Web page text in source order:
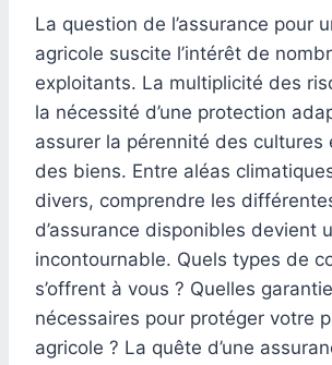
La question de l’assurance pour
agricole suscite l’intérêt de
exploitants. La multiplicité des
la nécessité d’une protection
assurer la pérennité des cultures
des biens. Entre aléas
divers, comprendre les
d’assurance disponibles devient
incontournable. Quels types de
s’offrent à vous ? Quelles
nécessaires pour protéger votre
agricole ? La quête d’une